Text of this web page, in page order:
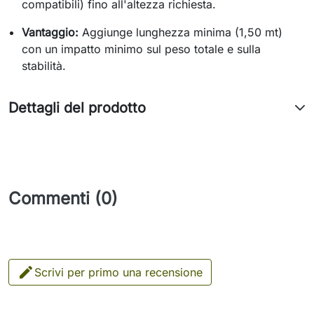
compatibili) fino all'altezza richiesta.
Vantaggio: Aggiunge lunghezza minima (1,50 mt)
con un impatto minimo sul peso totale e sulla
stabilità.
Dettagli del prodotto
Commenti (0)
 Scrivi per primo una recensione